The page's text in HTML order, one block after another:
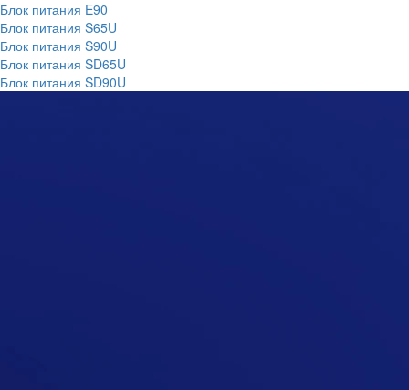
Блок питания E90
Блок питания S65U
Блок питания S90U
Блок питания SD65U
Блок питания SD90U